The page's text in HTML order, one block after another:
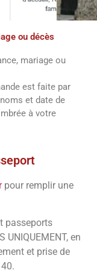
ou décès
mariage ou
est faite par
et date de
à votre
pour remplir une
passeports
UNIQUEMENT, en
et prise de